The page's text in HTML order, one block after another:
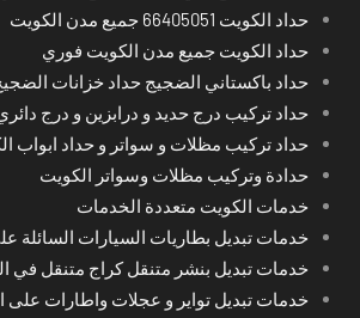
حداد الكويت 66405051 جميع مدن الكويت
حداد الكويت جميع مدن الكويت فوري
حداد باكستاني الضجيج حداد خزانات
حداد تركيب درج حديد و درابزين و درج
حداد تركيب مظلات و سواتر و حداد ابواب
حدادة وتركيب مظلات وسواتر الكويت
خدمات الكويت متعددة الخدمات
خدمات تبديل بطاريات السيارات السائلة
خدمات تبديل بنشر متنقل كراج متنقل في
خدمات تبديل تواير و عجلات واطارات